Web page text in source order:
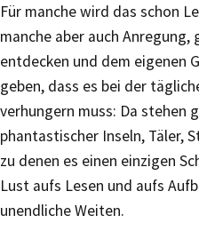
Für manche wird das schon
manche aber auch Anregung,
entdecken und dem eigenen
geben, dass es bei der
verhungern muss: Da stehen
phantastischer Inseln, Täler,
zu denen es einen einzigen
Lust aufs Lesen und aufs
unendliche Weiten.